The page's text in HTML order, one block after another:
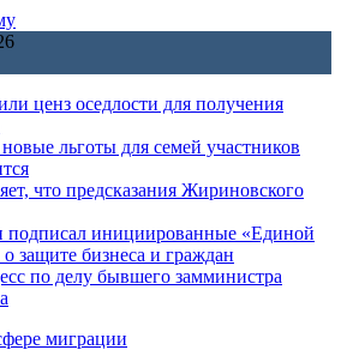
ценз оседлости для получения
льготы для семей участников
что предсказания Жириновского
инициированные «Единой
защите бизнеса и граждан
по делу бывшего замминистра